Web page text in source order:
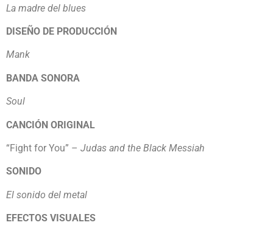
La madre del blues
DISEÑO DE PRODUCCIÓN
Mank
BANDA SONORA
Soul
CANCIÓN ORIGINAL
“Fight for You” – Judas and the Black Messiah
SONIDO
El sonido del metal
EFECTOS VISUALES